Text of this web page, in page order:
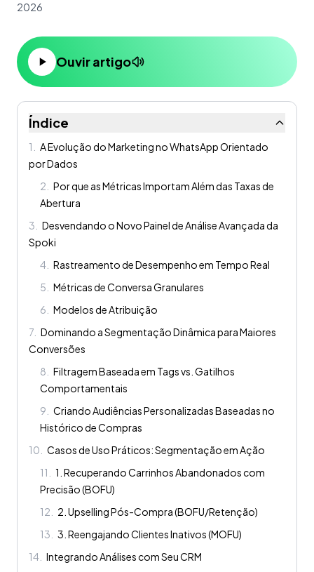
2026
Ouvir artigo
Índice
1
A Evolução do Marketing no WhatsApp Orientado
por Dados
2
Por que as Métricas Importam Além das Taxas de
Abertura
3
Desvendando o Novo Painel de Análise Avançada da
Spoki
4
Rastreamento de Desempenho em Tempo Real
5
Métricas de Conversa Granulares
6
Modelos de Atribuição
7 Dominando a Segmentação Dinâmica para Maiores
Conversões
8
Filtragem Baseada em Tags vs. Gatilhos
Comportamentais
9
Criando Audiências Personalizadas Baseadas no
Histórico de Compras
10
Casos de Uso Práticos: Segmentação em Ação
11
1. Recuperando Carrinhos Abandonados com
Precisão (BOFU)
12
2. Upselling Pós-Compra (BOFU/Retenção)
13
3. Reengajando Clientes Inativos (MOFU)
14
Integrando Análises com Seu CRM